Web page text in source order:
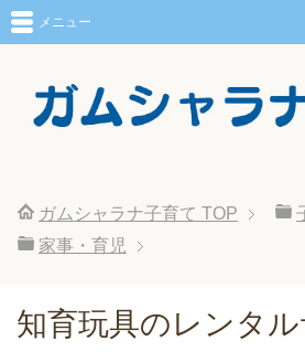
メニュー
ガムシャラナ子育て TOP
家事・育児
知育玩具のレンタ